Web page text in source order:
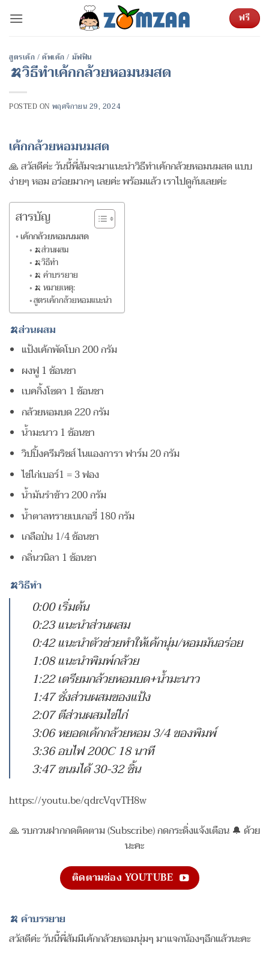
เนื้อหา
ฟรี
สูตรเค้ก / คัพเค้ก / มัฟฟิน
🍌วิธีทำเค้กกล้วยหอมนมสด
POSTED ON พฤศจิกายน 29, 2024
เค้กกล้วยหอมนมสด
🙏 สวัสดีค่ะ วันนี้พี่ส้มจะมาแนะนำวิธีทำเค้กกล้วยหอมนมสด แบบ
ง่ายๆ หอม อร่อยมากๆ เลยค่ะ พร้อมแล้ว เราไปดูกันเลยค่ะ
สารบัญ
เค้กกล้วยหอมนมสด
🍌ส่วนผสม
🍌วิธีทำ
🍌 คำบรรยาย
🍌 หมายเหตุ:
สูตรเค้กกล้วยหอมแนะนำ
🍌ส่วนผสม
แป้งเค้กพัดโบก 200 กรัม
ผงฟู 1 ช้อนชา
เบคกิ้งโซดา 1 ช้อนชา
กล้วยหอมบด 220 กรัม
น้ำมะนาว 1 ช้อนชา
วิปปิ้งครีมริชส์ ไนแองการา ฟาร์ม 20 กรัม
ไข่ไก่เบอร์1 = 3 ฟอง
น้ำมันรำข้าว 200 กรัม
น้ำตาลทรายเบเกอรี่ 180 กรัม
เกลือป่น 1/4 ช้อนชา
กลิ่นวนิลา 1 ช้อนชา
🍌วิธีทำ
0:00 เริ่มต้น
0:23 แนะนำส่วนผสม
0:42 แนะนำตัวช่วยทำให้เค้กนุ่ม/หอมมันอร่อย
1:08 แนะนำพิมพ์กล้วย
1:22 เตรียมกล้วยหอมบด+น้ำมะนาว
1:47 ชั่งส่วนผสมของแป้ง
2:07 ตีส่วนผสมไข่ไก่
3:06 หยอดเค้กกล้วยหอม 3/4 ของพิมพ์
3:36 อบไฟ 200C 18 นาที
3:47 ขนมได้ 30-32 ชิ้น
https://youtu.be/qdrcVqvTH8w
🙏 รบกวนฝากกดติดตาม (Subscribe) กดกระดิ่งแจ้งเตือน 🔔 ด้วย
นะคะ
ติดตามช่อง YOUTUBE
🍌 คำบรรยาย
สวัสดีค่ะ วันนี้พี่ส้มมีเค้กกล้วยหอมนุ่มๆ มาแจกน้องๆอีกแล้วนะคะ